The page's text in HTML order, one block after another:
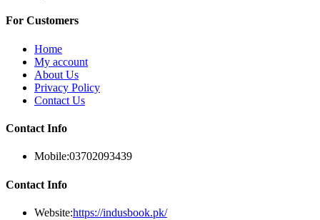
For Customers
Home
My account
About Us
Privacy Policy
Contact Us
Contact Info
Mobile:03702093439
Contact Info
Website:https://indusbook.pk/